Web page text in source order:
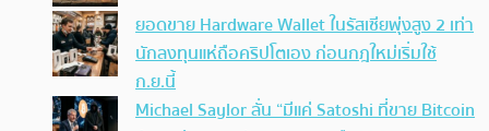
ยอดขาย Hardware Wallet ในรัสเซียพุ่งสูง 2 เท่า
นักลงทุนแห่ถือคริปโตเอง ก่อนกฎใหม่เริ่มใช้
ก.ย.นี้
Michael Saylor ลั่น “มีแค่ Satoshi ที่ขาย Bitcoin